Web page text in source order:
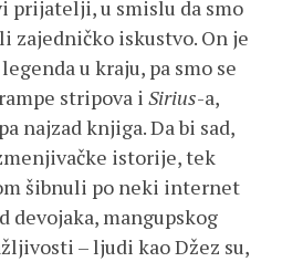
prijatelji, u smislu da smo
zajedničko iskustvo. On je
u kraju, pa smo se
stripova iSirius-a,
najzad knjiga. Da bi sad,
istorije, tek
šibnuli po neki internet
devojaka, mangupskog
– ljudi kao Džez su,